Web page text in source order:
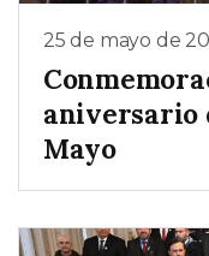
25 de mayo de
aniversario
Mayo